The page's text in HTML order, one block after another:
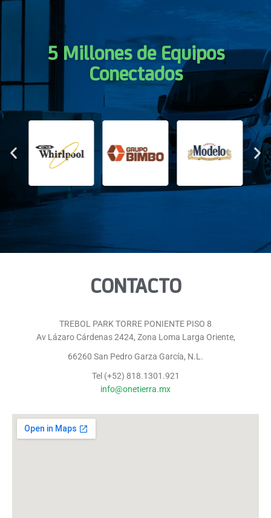
5 Millones de Equipos
Conectados
CONTACTO
TREBOL PARK TORRE PONIENTE PISO 8
Av Lázaro Cárdenas 2424, Zona Loma Larga Oriente,
66260 San Pedro Garza García, N.L.
Tel (+52) 818.1301.921
info@onetierra.mx